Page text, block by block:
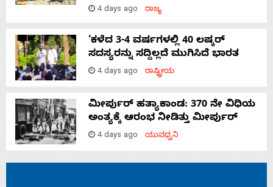
4 days ago ರಾಜ್ಯ
‘ಕಳೆದ 3-4 ವರ್ಷಗಳಲ್ಲಿ 40 ಲಷ್ಕರ್
ಸದಸ್ಯರನ್ನು ಸದ್ದಿಲ್ಲದೆ ಮುಗಿಸಿದೆ ಭಾರತ
4 days ago ರಾಷ್ಟ್ರೀಯ
ಮೀರ್ಪುರ್ ಹತ್ಯಾಕಾಂಡ: 370 ನೇ ವಿಧಿಯ
ಅಂತ್ಯಕ್ಕೆ ಆರಂಭ ನೀಡಿತ್ತು ಮೀರ್ಪುರ್
4 days ago ಯುವಧ್ವನಿ